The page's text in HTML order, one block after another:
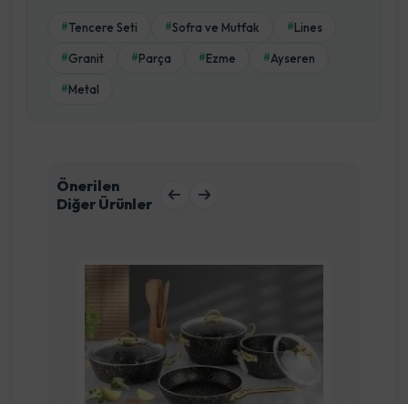
#Tencere Seti #Sofra ve Mutfak #Lines
#Granit #Parça #Ezme #Ayseren
#Metal
Önerilen
Diğer Ürünler